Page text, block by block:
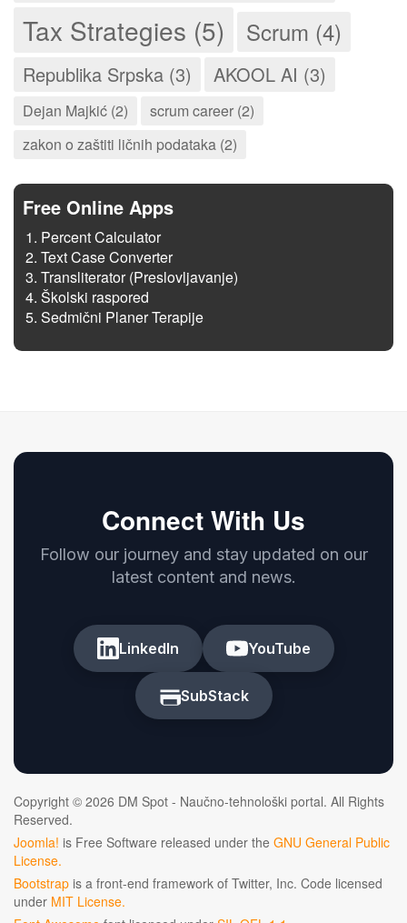
Tax Strategies (5) Scrum (4)
Republika Srpska (3) AKOOL AI (3)
Dejan Majkić (2)
scrum career (2)
zakon o zaštiti ličnih podataka (2)
Free Online Apps
Percent Calculator
Text Case Converter
Transliterator (Preslovljavanje)
Školski raspored
Sedmični Planer Terapije
Connect With Us
Follow our journey and stay updated on our
latest content and news.
LinkedIn YouTube
SubStack
Copyright © 2026 DM Spot - Naučno-tehnološki portal. All Rights
Reserved.
Joomla! is Free Software released under the GNU General Public
License.
Bootstrap is a front-end framework of Twitter, Inc. Code licensed
under MIT License.